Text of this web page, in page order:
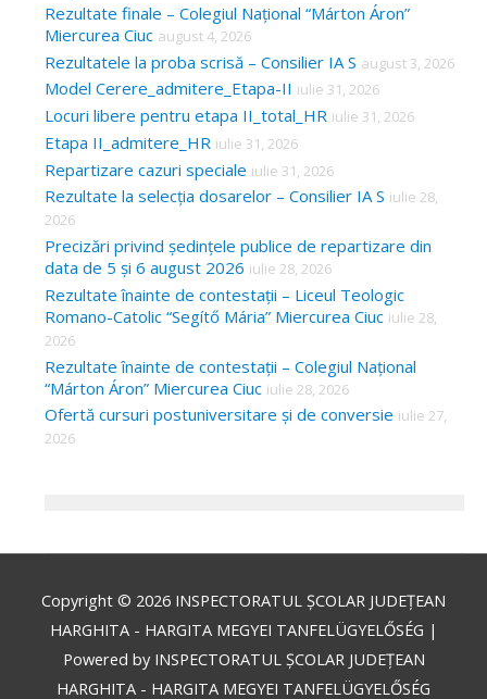
Rezultate finale – Colegiul Național “Márton Áron”
Miercurea Ciuc august 4, 2026
Rezultatele la proba scrisă – Consilier IA S august 3, 2026
Model Cerere_admitere_Etapa-II iulie 31, 2026
Locuri libere pentru etapa II_total_HR iulie 31, 2026
Etapa II_admitere_HR iulie 31, 2026
Repartizare cazuri speciale iulie 31, 2026
Rezultate la selecția dosarelor – Consilier IA S iulie 28,
2026
Precizări privind ședințele publice de repartizare din
data de 5 și 6 august 2026 iulie 28, 2026
Rezultate înainte de contestații – Liceul Teologic
Romano-Catolic “Segítő Mária” Miercurea Ciuc iulie 28,
2026
Rezultate înainte de contestații – Colegiul Național
“Márton Áron” Miercurea Ciuc iulie 28, 2026
Ofertă cursuri postuniversitare și de conversie iulie 27,
2026
Copyright © 2026 INSPECTORATUL ȘCOLAR JUDEȚEAN
HARGHITA - HARGITA MEGYEI TANFELÜGYELŐSÉG |
Powered by INSPECTORATUL ȘCOLAR JUDEȚEAN
HARGHITA - HARGITA MEGYEI TANFELÜGYELŐSÉG